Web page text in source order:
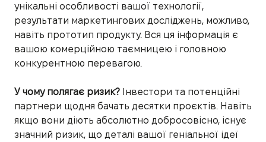
унікальні особливості вашої технології,
результати маркетингових досліджень, можливо,
навіть прототип продукту. Вся ця інформація є
вашою комерційною таємницею і головною
конкурентною перевагою.
У чому полягає ризик? Інвестори та потенційні
партнери щодня бачать десятки проєктів. Навіть
якщо вони діють абсолютно добросовісно, існує
значний ризик, що деталі вашої геніальної ідеї